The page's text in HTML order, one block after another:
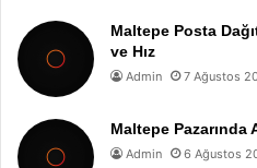
Maltepe Posta
ve Hız
Admin 7 Ağustos
Maltepe Pazarında
Admin 6 Ağustos